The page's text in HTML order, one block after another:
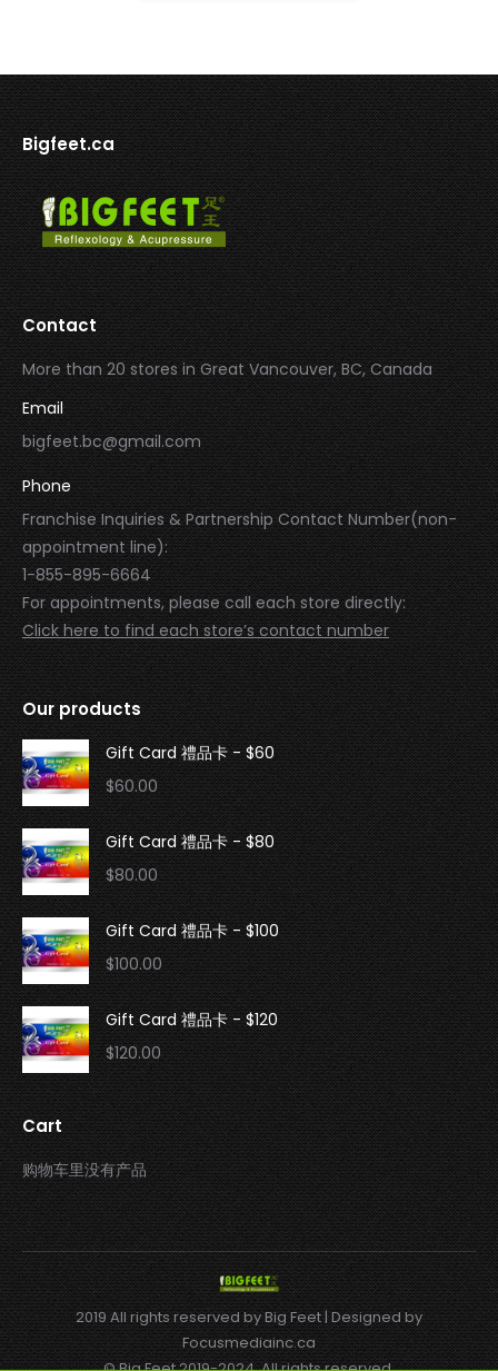
Bigfeet.ca
Contact
More than 20 stores in Great Vancouver, BC, Canada
Email
bigfeet.bc@gmail.com
Phone
Franchise Inquiries & Partnership Contact Number(non-
appointment line):
1-855-895-6664
For appointments, please call each store directly:
Click here to find each store’s contact number
Our products
Gift Card 禮品卡 - $60
$60.00
Gift Card 禮品卡 - $80
$80.00
Gift Card 禮品卡 - $100
$100.00
Gift Card 禮品卡 - $120
$120.00
Cart
购物车里没有产品
2019 All rights reserved by Big Feet | Designed by
Focusmediainc.ca